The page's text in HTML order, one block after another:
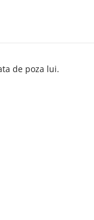
de poza lui.